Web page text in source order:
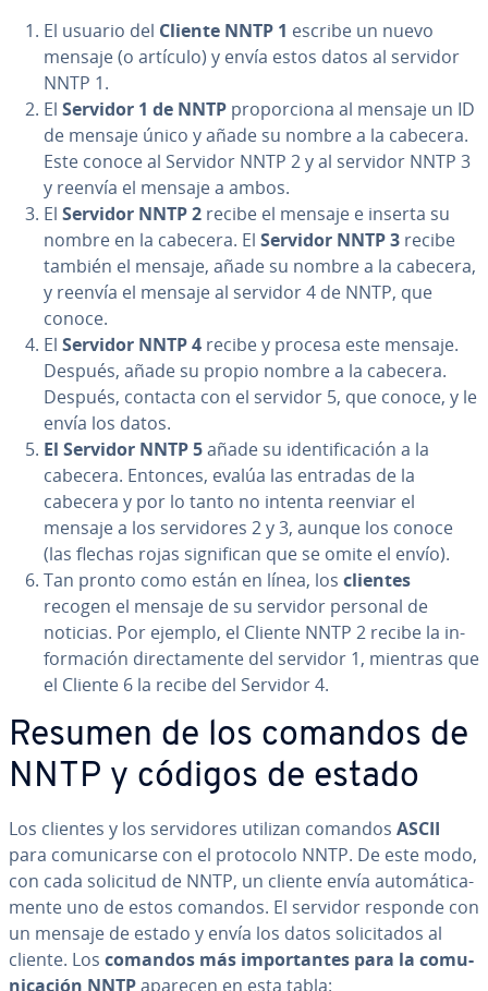
El usuario del Cliente NNTP 1 escribe un nuevo
mensaje (o artículo) y envía estos datos al servidor
NNTP 1.
El Servidor 1 de NNTP pro­po­r­cio­na al mensaje un ID
de mensaje único y añade su nombre a la cabecera.
Este conoce al Servidor NNTP 2 y al servidor NNTP 3
y reenvía el mensaje a ambos.
El Servidor NNTP 2 recibe el mensaje e inserta su
nombre en la cabecera. El Servidor NNTP 3 recibe
también el mensaje, añade su nombre a la cabecera,
y reenvía el mensaje al servidor 4 de NNTP, que
conoce.
El Servidor NNTP 4 recibe y procesa este mensaje.
Después, añade su propio nombre a la cabecera.
Después, contacta con el servidor 5, que conoce, y le
envía los datos.
El Servidor NNTP 5añade su ide­n­ti­fi­ca­ción a la
cabecera. Entonces, evalúa las entradas de la
cabecera y por lo tanto no intenta reenviar el
mensaje a los se­r­vi­do­res 2 y 3, aunque los conoce
(las flechas rojas si­g­ni­fi­can que se omite el envío).
Tan pronto como están en línea, los clientes
recogen el mensaje de su servidor personal de
noticias. Por ejemplo, el Cliente NNTP 2 recibe la in­
fo­r­ma­ción di­re­c­ta­me­n­te del servidor 1, mientras que
el Cliente 6 la recibe del Servidor 4.
Resumen de los comandos de
NNTP y códigos de estado
Los clientes y los se­r­vi­do­res utilizan comandos ASCII
para co­mu­ni­car­se con el protocolo NNTP. De este modo,
con cada solicitud de NNTP, un cliente envía au­to­má­ti­ca­
me­n­te uno de estos comandos. El servidor responde con
un mensaje de estado y envía los datos so­li­ci­ta­dos al
cliente. Los comandos más im­po­r­ta­n­tes para la co­mu­
ni­ca­ción NNTPaparecen en esta tabla: